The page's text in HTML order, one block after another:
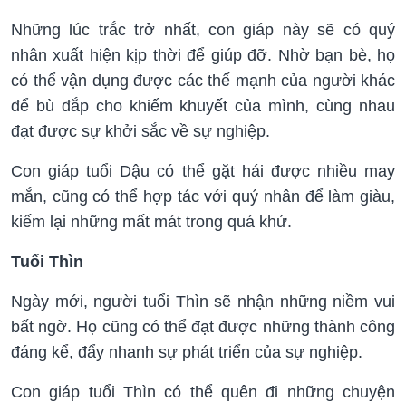
Những lúc trắc trở nhất, con giáp này sẽ có quý
nhân xuất hiện kịp thời để giúp đỡ. Nhờ bạn bè, họ
có thể vận dụng được các thế mạnh của người khác
để bù đắp cho khiếm khuyết của mình, cùng nhau
đạt được sự khởi sắc về sự nghiệp.
Con giáp tuổi Dậu có thể gặt hái được nhiều may
mắn, cũng có thể hợp tác với quý nhân để làm giàu,
kiếm lại những mất mát trong quá khứ.
Tuổi Thìn
Ngày mới, người tuổi Thìn sẽ nhận những niềm vui
bất ngờ. Họ cũng có thể đạt được những thành công
đáng kể, đẩy nhanh sự phát triển của sự nghiệp.
Con giáp tuổi Thìn có thể quên đi những chuyện